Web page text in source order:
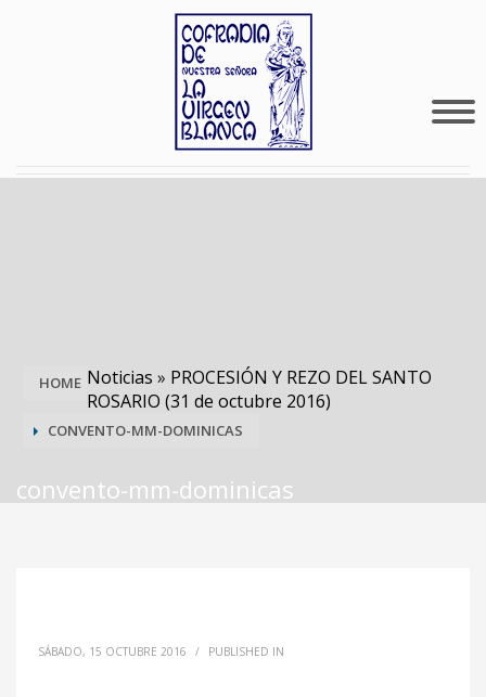
HOME Noticias » PROCESIÓN Y REZO DEL SANTO
ROSARIO (31 de octubre 2016)
CONVENTO-MM-DOMINICAS
convento-mm-dominicas
SÁBADO, 15 OCTUBRE 2016 / PUBLISHED IN